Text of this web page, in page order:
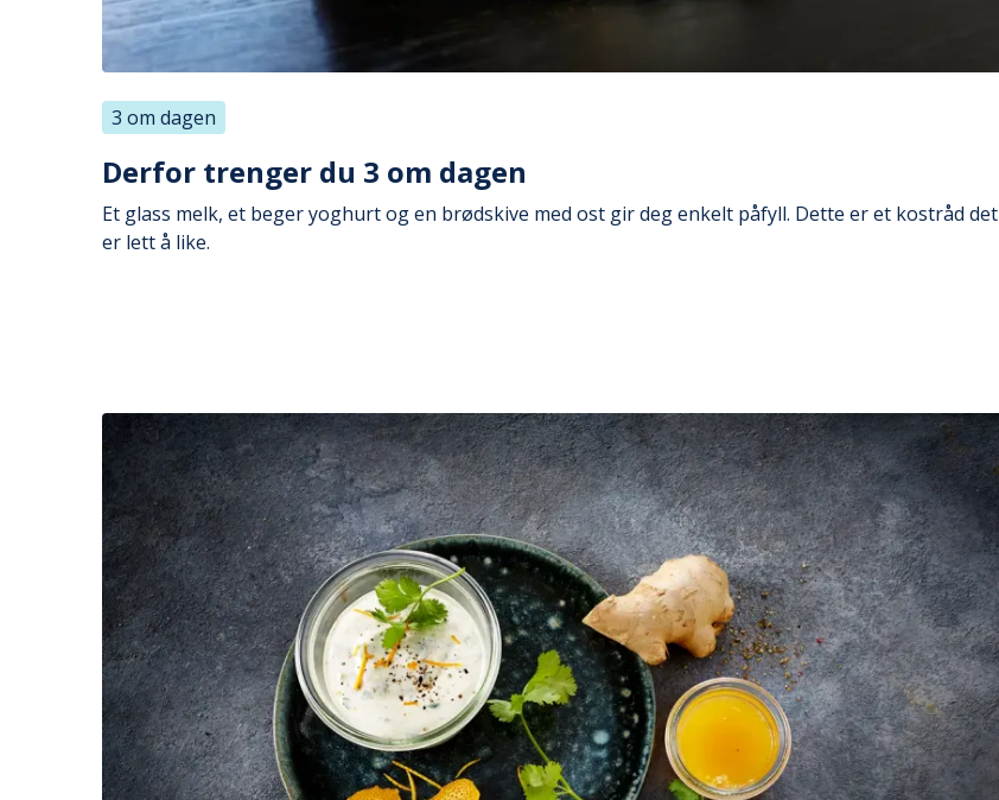
3 om dagen
Derfor trenger du 3 om dagen
Et glass melk, et beger yoghurt og en brødskive med ost gir deg enkelt påfyll. Dette er et kostråd det
er lett å like.